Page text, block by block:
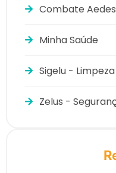
Combate Aedes
Minha Saúde
Sigelu -
Zelus -